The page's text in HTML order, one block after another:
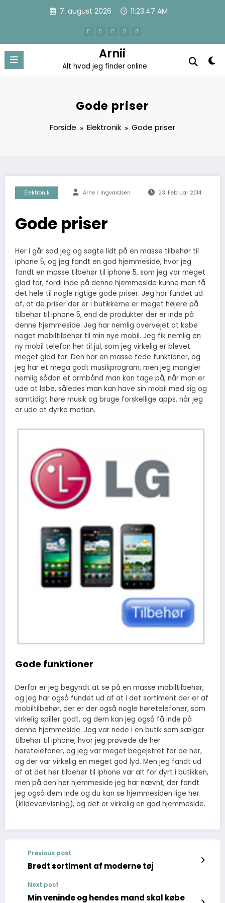
7. august 2026 11:23:47 AM
Arnii
Alt hvad jeg finder online
Gode priser
Forside Elektronik Gode priser
Elektronik Arne I. Ingvardsen 23. Februar 2014
Gode priser
Her i går sad jeg og søgte lidt på en masse tilbehør til
iphone 5, og jeg fandt en god hjemmeside, hvor jeg
fandt en masse tilbehør til iphone 5, som jeg var meget
glad for, fordi inde på denne hjemmeside kunne man få
det hele til nogle rigtige gode priser. Jeg har fundet ud
af, at de priser der er i butikkerne er meget højere på
tilbehør til iphone 5, end de produkter der er inde på
denne hjemmeside. Jeg har nemlig overvejet at købe
noget mobiltilbehør til min nye mobil. Jeg fik nemlig en
ny mobil telefon her til jul, som jeg virkelig er blevet
meget glad for. Den har en masse fede funktioner, og
jeg har et mega godt musikprogram, men jeg mangler
nemlig sådan et armbånd man kan tage på, når man er
ude at løbe, således man kan have sin mobil med sig og
samtidigt høre musik og bruge forskellige apps, når jeg
er ude at dyrke motion.
Gode funktioner
Derfor er jeg begyndt at se på en masse mobiltilbehør,
og jeg har også fundet ud af at i det sortiment der er af
mobiltilbehør, der er der også nogle høretelefoner, som
virkelig spiller godt, og dem kan jeg også få inde på
denne hjemmeside. Jeg var nede i en butik som sælger
tilbehør til iphone, hvor jeg prøvede de her
høretelefoner, og jeg var meget begejstret for de her,
og der var virkelig en meget god lyd. Men jeg fandt ud
af at det her tilbehør til iphone var alt for dyrt i butikken,
men på den her hjemmeside jeg har nævnt, der fandt
jeg også dem inde og du kan se hjemmesiden lige her
(kildevenvisning), og det er virkelig en god hjemmeside.
Previous post
Bredt sortiment af moderne tøj
Next post
Min veninde og hendes mand skal købe